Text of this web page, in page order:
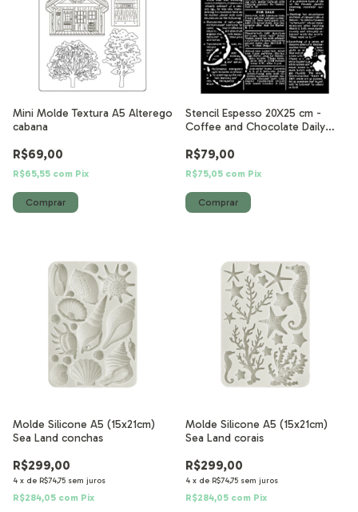
Mini Molde Textura A5 Alterego
cabana
R$69,00
R$65,55 com Pix
Stencil Espesso 20X25 cm -
Coffee and Chocolate Daily
R$79,00
R$75,05 com Pix
Molde Silicone A5 (15x21cm)
Sea Land conchas
R$299,00
4 x de R$74,75 sem juros
R$284,05 com Pix
Molde Silicone A5 (15x21cm)
Sea Land corais
R$299,00
4 x de R$74,75 sem juros
R$284,05 com Pix